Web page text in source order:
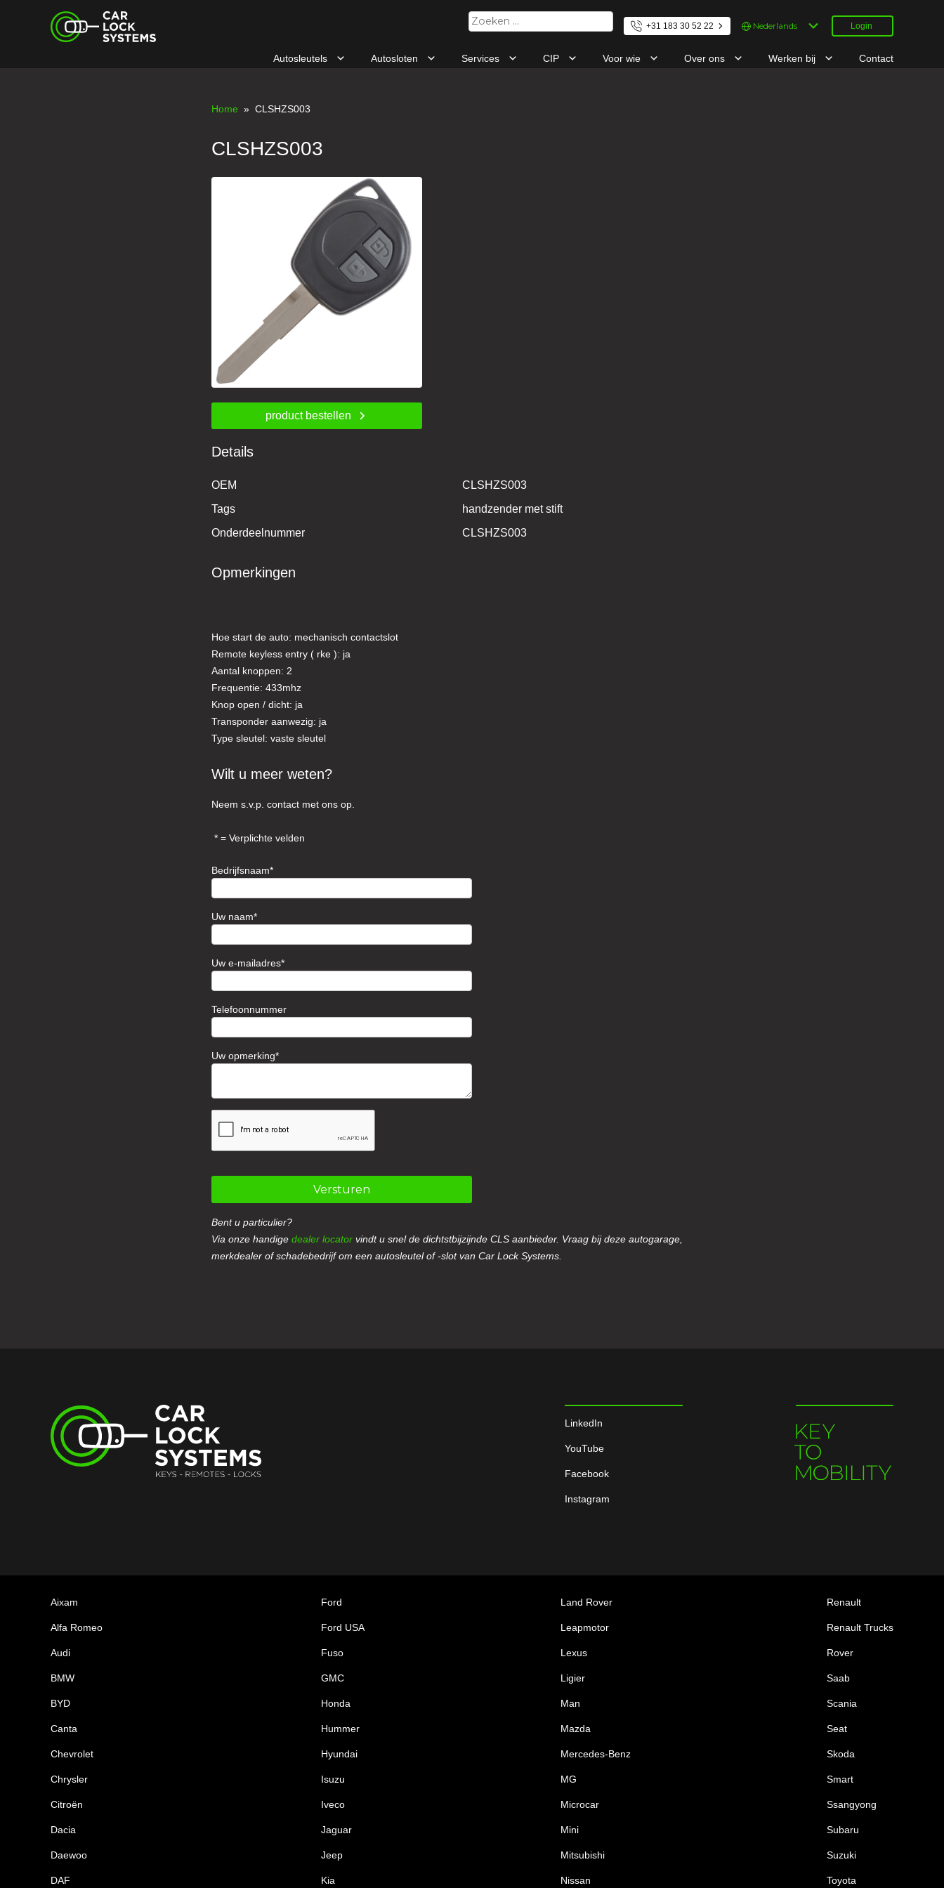
Car Lock Systems
Zoeken
naar:
+31 183 30 52 22
Kies
een
Login
Autosleutels Autosloten Services CIP Voor wie Over ons Werken bij Contact
Home » CLSHZS003
CLSHZS003
product bestellen
Details
OEM
CLSHZS003
Tags
handzender met stift
Onderdeelnummer
CLSHZS003
Opmerkingen
Hoe start de auto: mechanisch contactslot
Remote keyless entry ( rke ): ja
Aantal knoppen: 2
Frequentie: 433mhz
Knop open / dicht: ja
Transponder aanwezig: ja
Type sleutel: vaste sleutel
Wilt u meer weten?
Neem s.v.p. contact met ons op.
= Verplichte velden
Bedrijfsnaam
Uw naam
Uw e-mailadres
Telefoonnummer
Uw opmerking
Versturen
Bent u particulier?
Via onze handigedealer locator vindt u snel de dichtstbijzijnde CLS aanbieder. Vraag bij deze autogarage,
merkdealer of schadebedrijf om een autosleutel of -slot van Car Lock Systems.
LinkedIn
YouTube
Facebook
Instagram
Aixam
Alfa Romeo
Audi
BMW
BYD
Canta
Chevrolet
Chrysler
Citroën
Dacia
Daewoo
DAF
Ford
Ford USA
Fuso
GMC
Honda
Hummer
Hyundai
Isuzu
Iveco
Jaguar
Jeep
Kia
Land Rover
Leapmotor
Lexus
Ligier
Man
Mazda
Mercedes-Benz
MG
Microcar
Mini
Mitsubishi
Nissan
Renault
Renault Trucks
Rover
Saab
Scania
Seat
Skoda
Smart
Ssangyong
Subaru
Suzuki
Toyota